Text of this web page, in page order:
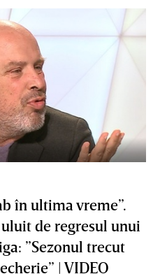
în ultima vreme”.
de regresul unui
”Sezonul trecut
| VIDEO